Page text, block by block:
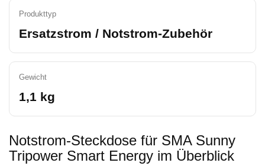
Produkttyp
Ersatzstrom / Notstrom-Zubehör
Gewicht
1,1 kg
Notstrom-Steckdose für SMA Sunny
Tripower Smart Energy im Überblick